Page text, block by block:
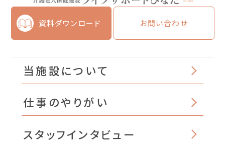
資料ダウンロード お問い合わせ
当施設について
仕事のやりがい
スタッフインタビュー